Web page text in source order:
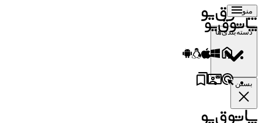
منو
دسته‌بندی‌ها
بستن